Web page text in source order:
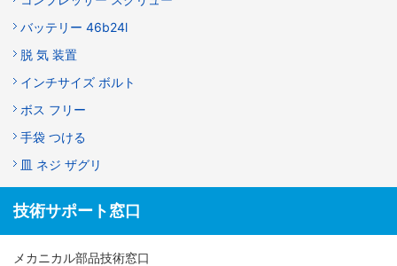
バッテリー 46b24l
脱 気 装置
インチサイズ ボルト
ボス フリー
手袋 つける
皿 ネジ ザグリ
技術サポート窓口
メカニカル部品技術窓口